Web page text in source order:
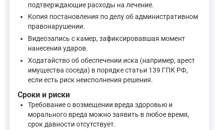
Кодекс Российской Федерации об административных
Жалоба на постановление по делу об
В случае пропуска срока, предусмотренного частью 1
—Кодекс Российской Федерации об административных
Если вы считаете назначенное наказание слишком мягким
подтверждающие расходы на лечение.
Копия постановления по делу об административном
правонарушении.
Видеозапись с камер, зафиксировавшая момент
нанесения ударов.
Ходатайство об обеспечении иска (например, арест
имущества соседа) в порядке статьи 139 ГПК РФ,
если есть риск неисполнения решения.
Сроки и риски
Требование о возмещении вреда здоровью и
морального вреда можно заявить в любое время,
срок давности отсутствует.